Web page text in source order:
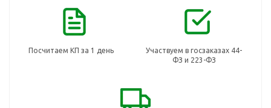
Посчитаем КП за 1 день
Участвуем в госзаказах 44-
ФЗ и 223-ФЗ